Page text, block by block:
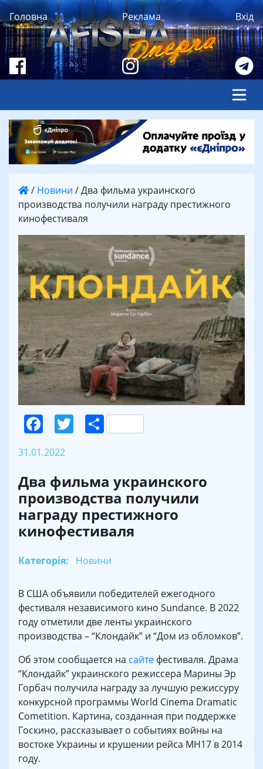
Головна Реклама Вхід
/ Новини /Два фильма украинского
производства получили награду престижного
кинофестиваля
Facebook
Twitter
Поділитися
31.01.2022
Два фильма украинского
производства получили
награду престижного
кинофестиваля
Категорія: Новини
В США объявили победителей ежегодного
фестиваля независимого кино Sundance. В 2022
году отметили две ленты украинского
производства – “Клондайк” и “Дом из обломков”.
Об этом сообщается на сайте фестиваля. Драма
“Клондайк” украинского режиссера Марины Эр
Горбач получила награду за лучшую режиссуру
конкурсной программы World Cinema Dramatic
Cometition. Картина, созданная при поддержке
Госкино, рассказывает о событиях войны на
востоке Украины и крушении рейса MH17 в 2014
году.